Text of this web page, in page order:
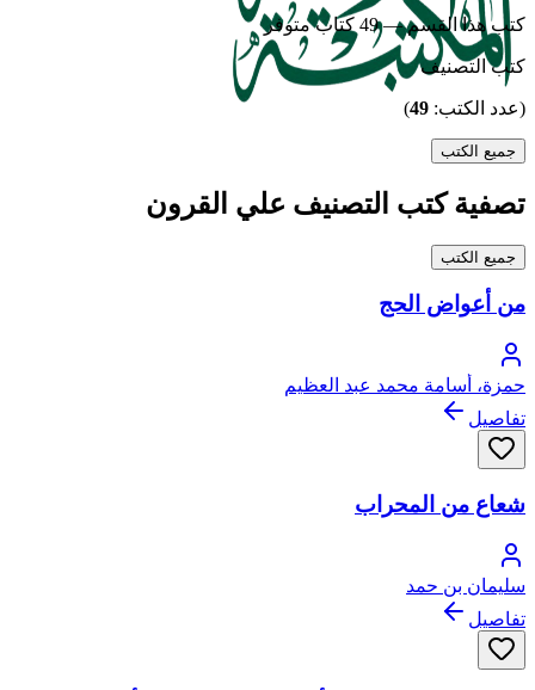
كتب هذا القسم — 49 كتاب متوفر
كتب التصنيف
(عدد الكتب: 49
)
جميع الكتب
تصفية كتب التصنيف علي القرون
جميع الكتب
من أعواض الحج
حمزة، أسامة محمد عبد العظيم
تفاصيل
شعاع من المحراب
سليمان بن حمد
تفاصيل